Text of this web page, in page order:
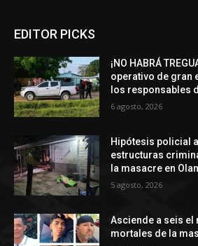
EDITOR PICKS
¡NO HABRÁ
operativo de gran
los responsables
6 agosto, 2026
Hipótesis policial
estructuras
la masacre en
5 agosto, 2026
Asciende a seis el
mortales de la